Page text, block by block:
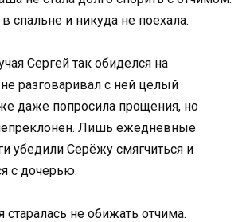
спальне и никуда не поехала.
Сергей так обиделся на
разговаривал с ней целый
даже попросила прощения, но
Лишь ежедневные
убедили Серёжу смягчиться и
с дочерью.
старалась не обижать отчима.